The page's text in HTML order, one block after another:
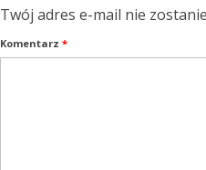
Twój adres e-mail nie
Komentarz *